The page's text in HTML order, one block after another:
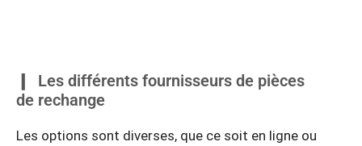
Les différents fournisseurs de pièces
de rechange
Les options sont diverses, que ce soit en ligne ou